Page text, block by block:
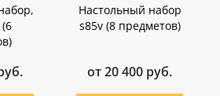
Настольный набор
s85v (8 предметов)
от 20 400 руб.